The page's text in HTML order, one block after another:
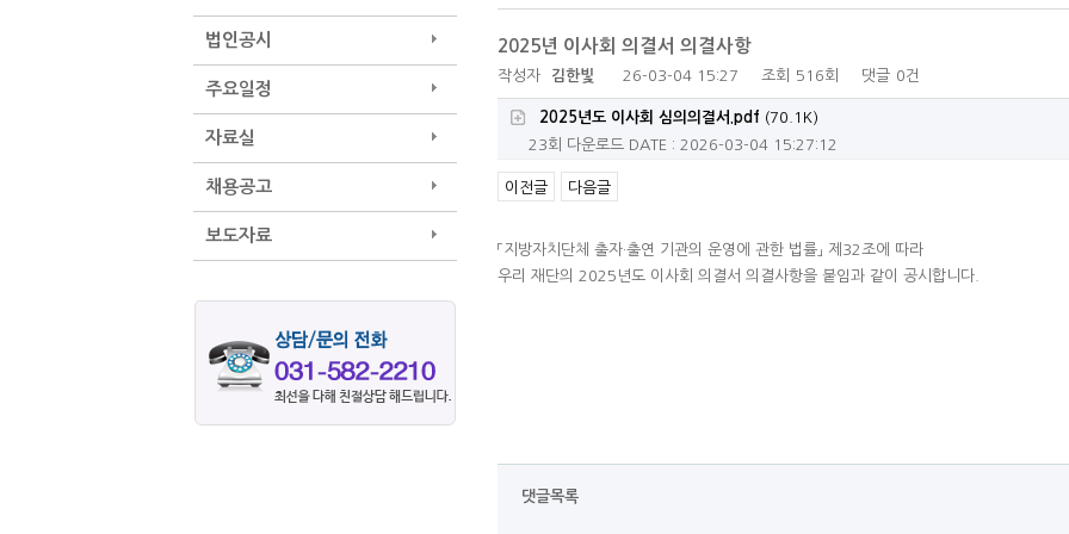
법인공시
주요일정
자료실
채용공고
보도자료
2025년 이사회 의결서 의결사항
작성자 김한빛 26-03-04 15:27 조회 516회 댓글 0건
2025년도 이사회 심의의결서.pdf (70.1K)
23회 다운로드 DATE : 2026-03-04 15:27:12
이전글 다음글
「지방자치단체 출자·출연 기관의 운영에 관한 법률」 제32조에 따라
우리 재단의 2025년도 이사회 의결서 의결사항을 붙임과 같이 공시합니다.
댓글목록